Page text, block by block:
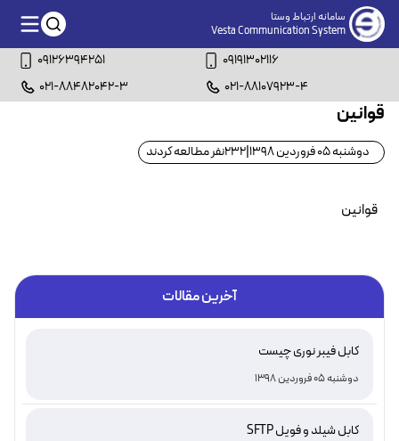
سامانه ارتباط وستا
Vesta Communication System
09126394251
09191302116
021-88482042-3
021-88107923-4
قوانین
دوشنبه 05 فروردین 1398 232نفر مطالعه کردند
قوانین
آخرین مقالات
کابل فیبر نوری چیست
دوشنبه 05 فروردین 1398
کابل شیلد و فویل SFTP